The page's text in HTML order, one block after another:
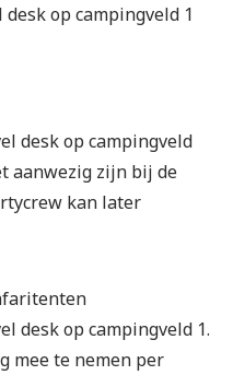
op campingveld 1
desk op campingveld
aanwezig zijn bij de
kan later
desk op campingveld 1.
mee te nemen per